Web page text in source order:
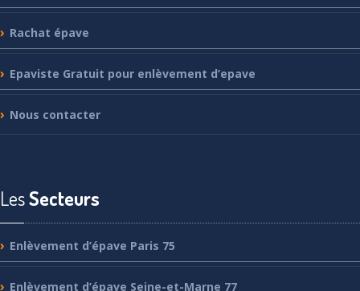
Rachat épave
Epaviste Gratuit pour enlèvement d’epave
Nous contacter
LesSecteurs
Enlèvement d’épave Paris 75
Enlèvement d’épave Seine-et-Marne 77